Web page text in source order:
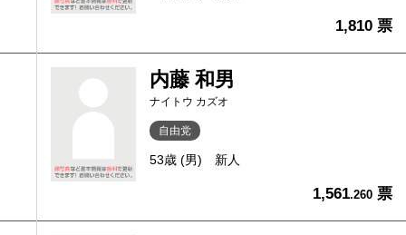
1,810 票
内藤 和男
ナイトウ カズオ
自由党
53歳 (男) 新人
1,561.260 票